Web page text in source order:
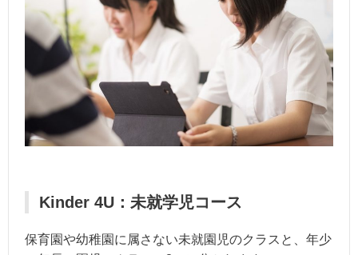
Kinder 4U：未就学児コース
保育園や幼稚園に属さない未就園児のクラスと、年少